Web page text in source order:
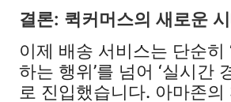
결론: 퀵커머스의 새로운
이제 배송 서비스는 단순히
하는 행위’를 넘어 ‘실시간
로 진입했습니다. 아마존